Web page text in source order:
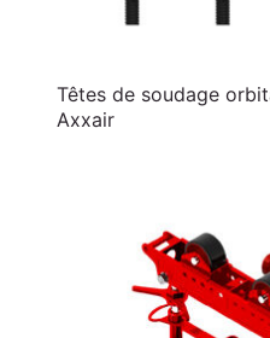
Têtes de soudage
Axxair